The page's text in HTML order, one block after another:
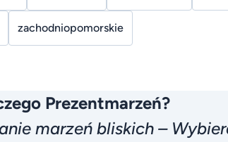
zachodniopomorskie
Prezentmarzeń?
marzeń bliskich –